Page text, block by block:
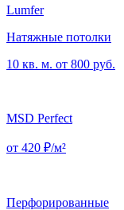
Lumfer
Натяжные потолки
10 кв. м. от 800 руб.
MSD Perfect
от 420 ₽/м²
Перфорированные